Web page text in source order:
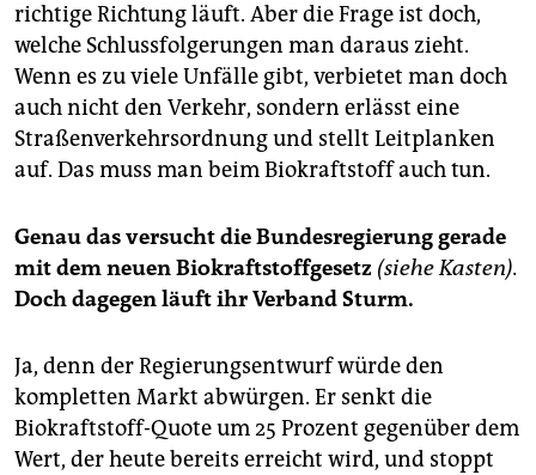
richtige Richtung läuft. Aber die Frage ist doch,
welche Schlussfolgerungen man daraus zieht.
Wenn es zu viele Unfälle gibt, verbietet man doch
auch nicht den Verkehr, sondern erlässt eine
Straßenverkehrsordnung und stellt Leitplanken
auf. Das muss man beim Biokraftstoff auch tun.
Genau das versucht die Bundesregierung gerade
mit dem neuen Biokraftstoffgesetz (siehe Kasten).
Doch dagegen läuft ihr Verband Sturm.
Ja, denn der Regierungsentwurf würde den
kompletten Markt abwürgen. Er senkt die
Biokraftstoff-Quote um 25 Prozent gegenüber dem
Wert, der heute bereits erreicht wird, und stoppt